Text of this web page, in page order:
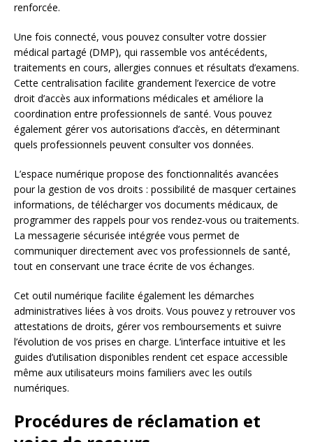
renforcée.
Une fois connecté, vous pouvez consulter votre dossier
médical partagé (DMP), qui rassemble vos antécédents,
traitements en cours, allergies connues et résultats d’examens.
Cette centralisation facilite grandement l’exercice de votre
droit d’accès aux informations médicales et améliore la
coordination entre professionnels de santé. Vous pouvez
également gérer vos autorisations d’accès, en déterminant
quels professionnels peuvent consulter vos données.
L’espace numérique propose des fonctionnalités avancées
pour la gestion de vos droits : possibilité de masquer certaines
informations, de télécharger vos documents médicaux, de
programmer des rappels pour vos rendez-vous ou traitements.
La messagerie sécurisée intégrée vous permet de
communiquer directement avec vos professionnels de santé,
tout en conservant une trace écrite de vos échanges.
Cet outil numérique facilite également les démarches
administratives liées à vos droits. Vous pouvez y retrouver vos
attestations de droits, gérer vos remboursements et suivre
l’évolution de vos prises en charge. L’interface intuitive et les
guides d’utilisation disponibles rendent cet espace accessible
même aux utilisateurs moins familiers avec les outils
numériques.
Procédures de réclamation et